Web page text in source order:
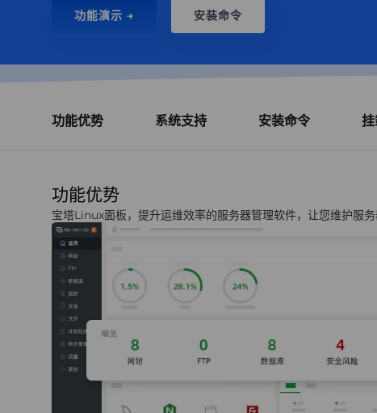
功能演示 → 安装命令
功能优势 系统支持 安装命令
功能优势
宝塔Linux面板，提升运维效率的服务器管理软件，让您维护服